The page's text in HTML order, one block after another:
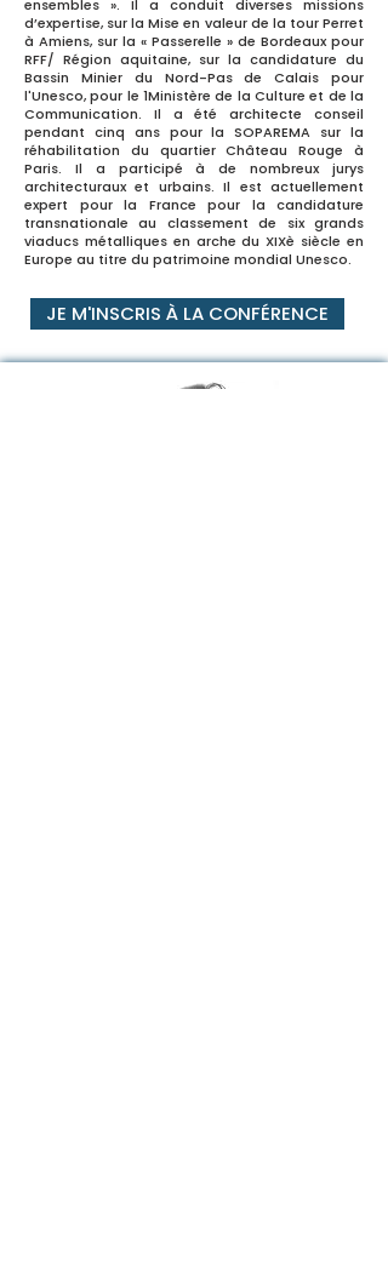
ensembles ». Il a conduit diverses missions
d’expertise, sur la Mise en valeur de la tour Perret
à Amiens, sur la « Passerelle » de Bordeaux pour
RFF/ Région aquitaine, sur la candidature du
Bassin Minier du Nord-Pas de Calais pour
l'Unesco, pour le 1Ministère de la Culture et de la
Communication. Il a été architecte conseil
pendant cinq ans pour la SOPAREMA sur la
réhabilitation du quartier Château Rouge à
Paris. Il a participé à de nombreux jurys
architecturaux et urbains. Il est actuellement
expert pour la France pour la candidature
transnationale au classement de six grands
viaducs métalliques en arche du XIXè siècle en
Europe au titre du patrimoine mondial Unesco.
JE M'INSCRIS À LA CONFÉRENCE